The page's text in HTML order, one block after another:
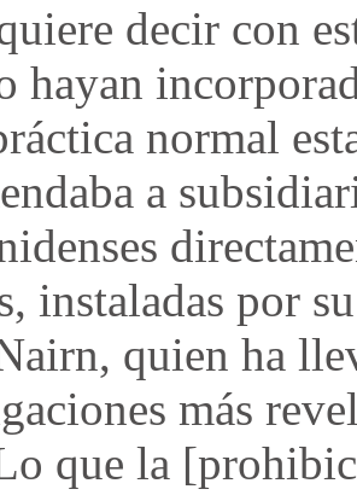
decir con
hayan
normal
a
instaladas por
quien ha
más
que la